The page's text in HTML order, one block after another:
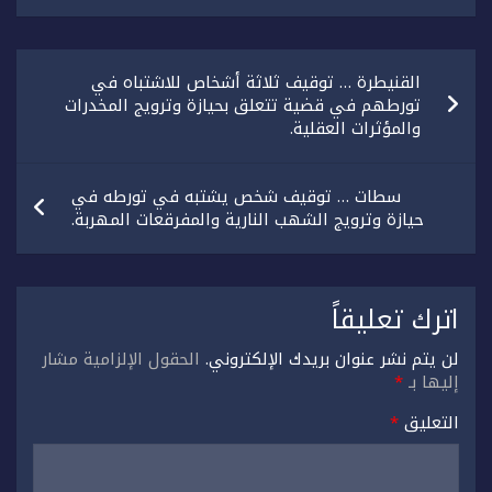
تصفّح
المقالاتالقنيطرة … توقيف ثلاثة أشخاص للاشتباه في
تورطهم في قضية تتعلق بحيازة وترويج المخدرات
والمؤثرات العقلية.
سطات … توقيف شخص يشتبه في تورطه في
حيازة وترويج الشهب النارية والمفرقعات المهربة.
اترك تعليقاً
لن يتم نشر عنوان بريدك الإلكتروني. الحقول الإلزامية مشار
إليها بـ*
التعليق*